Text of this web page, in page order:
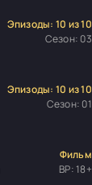
Эпизоды: 10 из 10
Сезон: 03
Эпизоды: 10 из 10
Сезон: 01
Фильм
ВР: 18+